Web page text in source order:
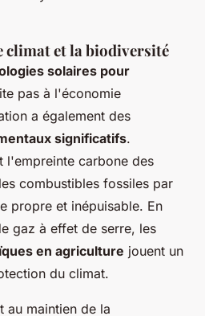
climat et la biodiversité
solaires pour
pas à l'économie
a également des
significatifs.
l'empreinte carbone des
combustibles fossiles par
propre et inépuisable. En
gaz à effet de serre, les
en agriculture jouent un
du climat.
au maintien de la